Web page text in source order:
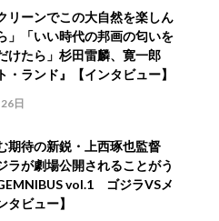
リーンでこの大自然を楽しん
」「いい時代の邦画の匂いを
けたら」杉田雷麟、寛一郎
・ランド』【インタビュー】
日
期待の新鋭・上西琢也監督
ラが劇場公開されることがう
vol.1 ゴジラVSメ
タビュー】